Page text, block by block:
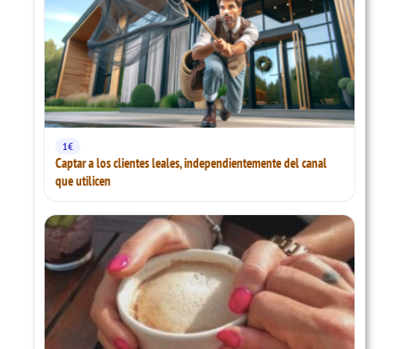
1€
Captar a los clientes leales, independientemente del canal
que utilicen